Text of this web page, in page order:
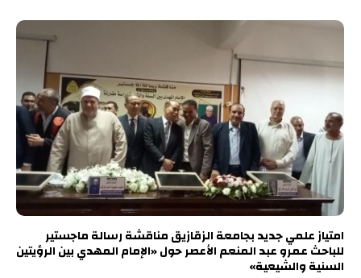
امتياز علمي جديد بجامعة الزقازيق مناقشة رسالة ماجستير
للباحث عمرو عبد المنعم الأعصر حول «الإمام المهدي بين الرؤيتين
السنية والشيعية»